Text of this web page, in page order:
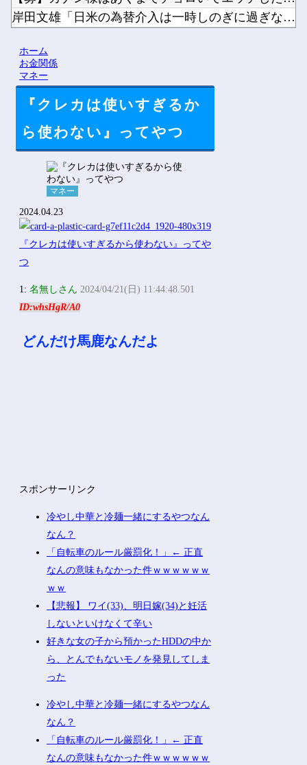
岸田文雄「日米の為替介入は一時しのぎに過ぎない。私なら円を強...
ホーム
お金関係
マネー
『クレカは使いすぎるか
ら使わない』ってやつ
マネー
2024.04.23
1:名無しさん 2024/04/21(日) 11:44:48.501
ID:whsHgR/A0
どんだけ馬鹿なんだよ
スポンサーリンク
冷やし中華と冷麺一緒にするやつなん
なん？
「自転車のルール厳罰化！」← 正直
なんの意味もなかった件ｗｗｗｗｗｗ
ｗｗ
【悲報】 ワイ(33)、明日嫁(34)と妊活
しないといけなくて辛い
好きな女の子から預かったHDDの中か
ら、とんでもないモノを発見してしま
った
冷やし中華と冷麺一緒にするやつなん
なん？
「自転車のルール厳罰化！」← 正直
なんの意味もなかった件ｗｗｗｗｗｗ